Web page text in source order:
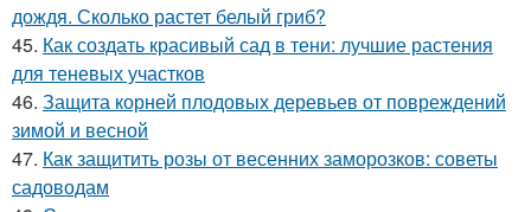
дождя. Сколько растет белый гриб?
45. Как создать красивый сад в тени: лучшие растения
для теневых участков
46. Защита корней плодовых деревьев от повреждений
зимой и весной
47. Как защитить розы от весенних заморозков: советы
садоводам